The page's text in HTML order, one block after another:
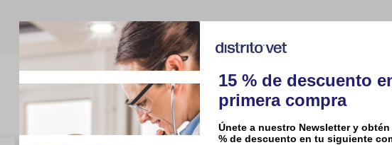
Productos relacionados
15 % de descuento
primera compra
Únete a nuestro Newsletter y obtén
% de descuento en tu siguiente